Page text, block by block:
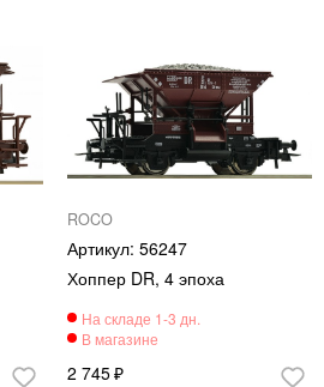
ROCO
56247
Хоппер DR, 4 эпоха
2 745